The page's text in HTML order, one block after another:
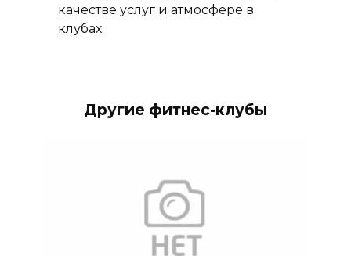
качестве услуг и атмосфере в
клубах.
Другие фитнес-клубы